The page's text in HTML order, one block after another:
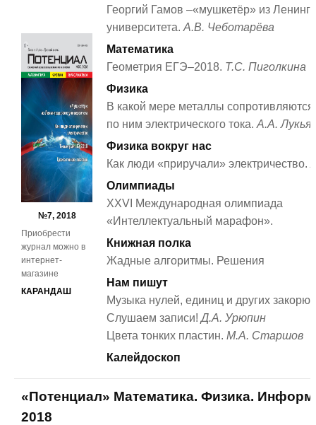
№7, 2018
Приобрести
журнал можно в
интернет-
магазине
КАРАНДАШ
Георгий Гамов –«мушкетёр» из
университета. А.В. Чеботарёва
Математика
Геометрия ЕГЭ–2018. Т.С. Пиголкина
Физика
В какой мере металлы
по ним электрического тока. А.А.
Физика вокруг нас
Как люди «приручали» электричество.
Олимпиады
XXVI Международная олимпиада
«Интеллектуальный марафон».
Книжная полка
Жадные алгоритмы. Решения
Нам пишут
Музыка нулей, единиц и других
Слушаем записи!Д.А. Урюпин
Цвета тонких пластин. М.А. Старшов
Калейдоскоп
«Потенциал» Математика. Физика.
2018